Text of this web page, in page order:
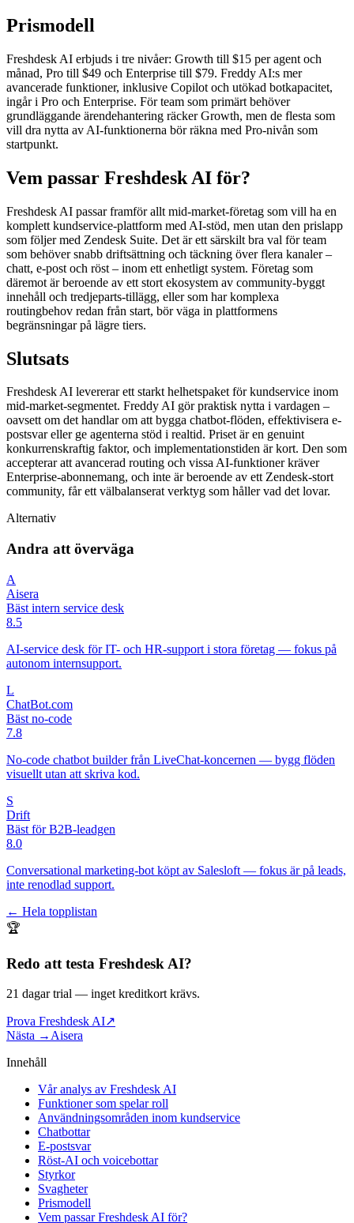
Prismodell
Freshdesk AI erbjuds i tre nivåer: Growth till $15 per agent och
månad, Pro till $49 och Enterprise till $79. Freddy AI:s mer
avancerade funktioner, inklusive Copilot och utökad botkapacitet,
ingår i Pro och Enterprise. För team som primärt behöver
grundläggande ärendehantering räcker Growth, men de flesta som
vill dra nytta av AI-funktionerna bör räkna med Pro-nivån som
startpunkt.
Vem passar Freshdesk AI för?
Freshdesk AI passar framför allt mid-market-företag som vill ha en
komplett kundservice-plattform med AI-stöd, men utan den prislapp
som följer med Zendesk Suite. Det är ett särskilt bra val för team
som behöver snabb driftsättning och täckning över flera kanaler –
chatt, e-post och röst – inom ett enhetligt system. Företag som
däremot är beroende av ett stort ekosystem av community-byggt
innehåll och tredjeparts-tillägg, eller som har komplexa
routingbehov redan från start, bör väga in plattformens
begränsningar på lägre tiers.
Slutsats
Freshdesk AI levererar ett starkt helhetspaket för kundservice inom
mid-market-segmentet. Freddy AI gör praktisk nytta i vardagen –
oavsett om det handlar om att bygga chatbot-flöden, effektivisera e-
postsvar eller ge agenterna stöd i realtid. Priset är en genuint
konkurrenskraftig faktor, och implementationstiden är kort. Den som
accepterar att avancerad routing och vissa AI-funktioner kräver
Enterprise-abonnemang, och inte är beroende av ett Zendesk-stort
community, får ett välbalanserat verktyg som håller vad det lovar.
Alternativ
Andra att överväga
A
Aisera
Bäst intern service desk
8.5
AI-service desk för IT- och HR-support i stora företag — fokus på
autonom internsupport.
L
ChatBot.com
Bäst no-code
7.8
No-code chatbot builder från LiveChat-koncernen — bygg flöden
visuellt utan att skriva kod.
S
Drift
Bäst för B2B-leadgen
8.0
Conversational marketing-bot köpt av Salesloft — fokus är på leads,
inte renodlad support.
← Hela topplistan
🏆
Redo att testa Freshdesk AI?
21 dagar trial — inget kreditkort krävs.
Prova Freshdesk AI↗
Nästa → Aisera
Innehåll
Vår analys av Freshdesk AI
Funktioner som spelar roll
Användningsområden inom kundservice
Chatbottar
E-postsvar
Röst-AI och voicebottar
Styrkor
Svagheter
Prismodell
Vem passar Freshdesk AI för?